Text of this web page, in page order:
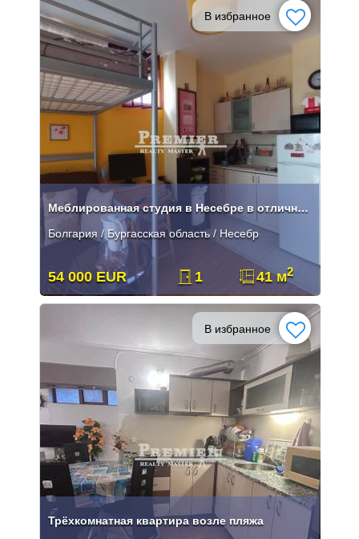
В избранное
Меблированная студия в Несебре в отличном месте!
Болгария / Бургасская область / Несебр
54 000 EUR 1 41 м2
В избранное
Трёхкомнатная квартира возле пляжа